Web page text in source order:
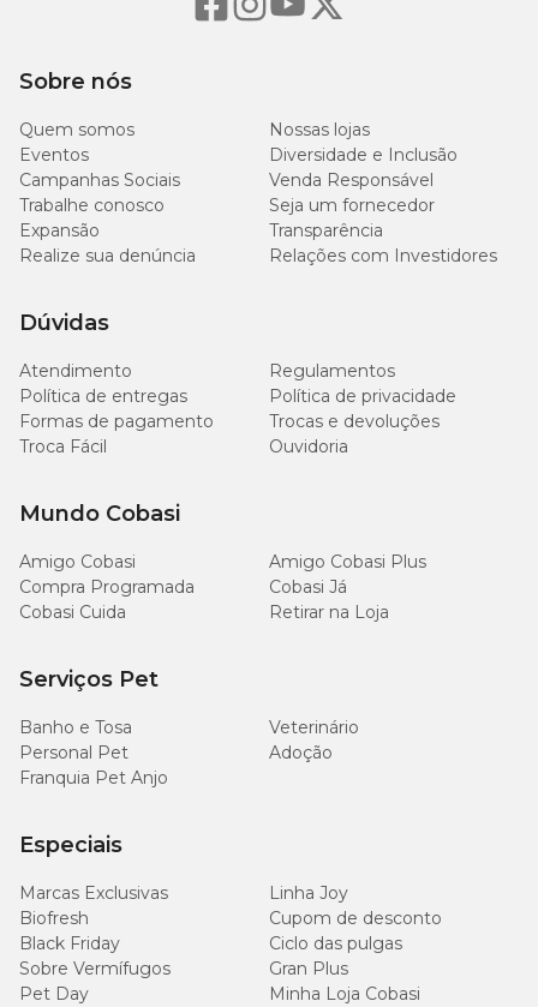
Sobre nós
Quem somos
Nossas lojas
Eventos
Diversidade e Inclusão
Campanhas Sociais
Venda Responsável
Trabalhe conosco
Seja um fornecedor
Expansão
Transparência
Realize sua denúncia
Relações com Investidores
Dúvidas
Atendimento
Regulamentos
Política de entregas
Política de privacidade
Formas de pagamento
Trocas e devoluções
Troca Fácil
Ouvidoria
Mundo Cobasi
Amigo Cobasi
Amigo Cobasi Plus
Compra Programada
Cobasi Já
Cobasi Cuida
Retirar na Loja
Serviços Pet
Banho e Tosa
Veterinário
Personal Pet
Adoção
Franquia Pet Anjo
Especiais
Marcas Exclusivas
Linha Joy
Biofresh
Cupom de desconto
Black Friday
Ciclo das pulgas
Sobre Vermífugos
Gran Plus
Pet Day
Minha Loja Cobasi